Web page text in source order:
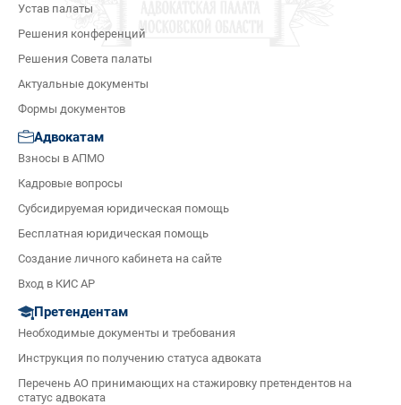
Устав палаты
Решения конференций
Решения Совета палаты
Актуальные документы
Формы документов
Адвокатам
Взносы в АПМО
Кадровые вопросы
Субсидируемая юридическая помощь
Бесплатная юридическая помощь
Создание личного кабинета на сайте
Вход в КИС АР
Претендентам
Необходимые документы и требования
Инструкция по получению статуса адвоката
Перечень АО принимающих на стажировку претендентов на
статус адвоката